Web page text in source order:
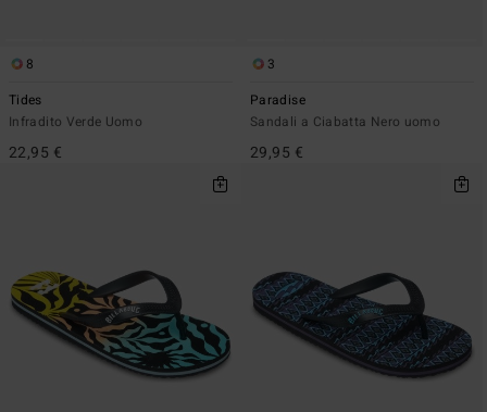
8
Tides
Infradito Verde Uomo
22,95 €
3
Paradise
Sandali a Ciabatta Nero uomo
29,95 €